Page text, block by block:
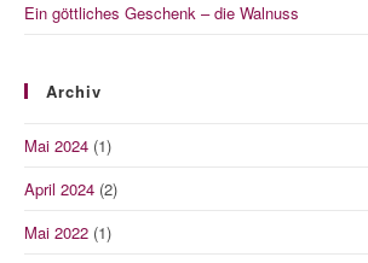
Ein göttliches Geschenk – die Walnuss
Archiv
Mai 2024 (1)
April 2024 (2)
Mai 2022 (1)